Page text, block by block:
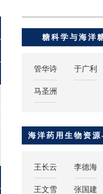
糖科学与海洋
管华诗 于广利
马圣洲
海洋药用生物资
王长云 李德海
王文雪 张国建